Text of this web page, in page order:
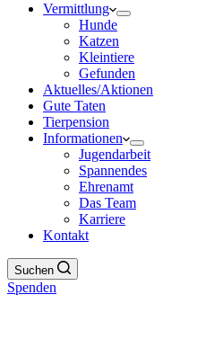
Vermittlung
Hunde
Katzen
Kleintiere
Gefunden
Aktuelles/Aktionen
Gute Taten
Tierpension
Informationen
Jugendarbeit
Spannendes
Ehrenamt
Das Team
Karriere
Kontakt
Suchen
Spenden